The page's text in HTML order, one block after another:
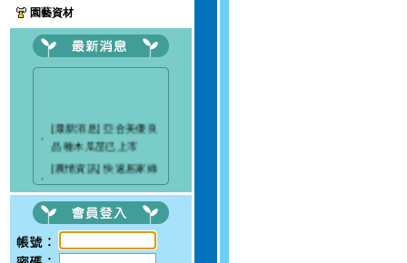
園藝資材
[最新消息] 亞合美優良
品種木瓜苗已上市
[農情資訊] 快速居家綠
美化穴盤苗
‧
[最新消息] 穗耕種苗成
立粉絲專頁
[最新消息]驚艷關渡-花